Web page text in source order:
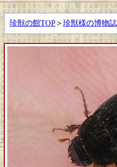
珍獣の館TOP ＞ 珍獣様の博物誌